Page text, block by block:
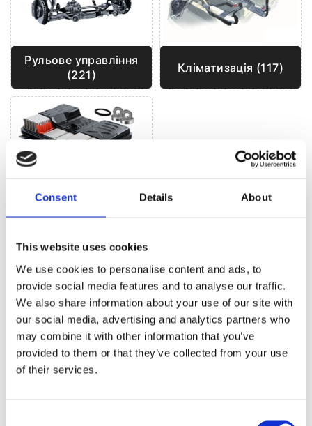
Consent Details About
This website uses cookies
We use cookies to personalise content and ads, to
provide social media features and to analyse our traffic.
We also share information about your use of our site with
our social media, advertising and analytics partners who
may combine it with other information that you’ve
provided to them or that they’ve collected from your use
of their services.
Рульове управління
(221)
Кліматизація (117)
Гібриди та
РУЛЬОВЕ УПРАВЛІННЯ ДЛЯAUDI A8